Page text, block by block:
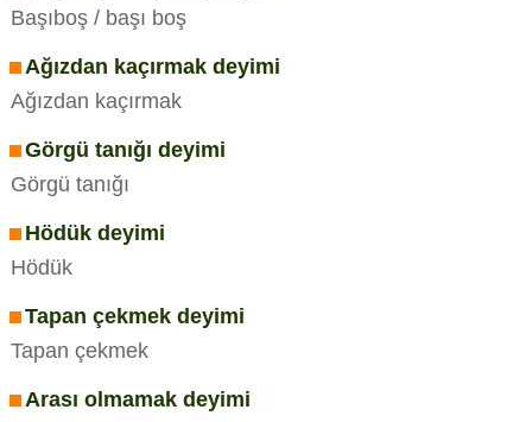
Başıboş / başı boş
Ağızdan kaçırmak deyimi
Ağızdan kaçırmak
Görgü tanığı deyimi
Görgü tanığı
Hödük deyimi
Hödük
Tapan çekmek deyimi
Tapan çekmek
Arası olmamak deyimi